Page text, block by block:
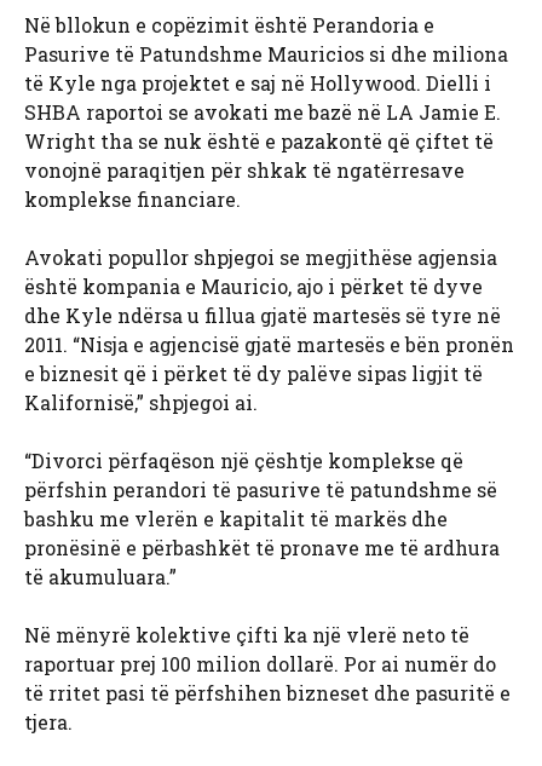
Në bllokun e copëzimit është Perandoria e
Pasurive të Patundshme Mauricios si dhe miliona
të Kyle nga projektet e saj në Hollywood. Dielli i
SHBA raportoi se avokati me bazë në LA Jamie E.
Wright tha se nuk është e pazakontë që çiftet të
vonojnë paraqitjen për shkak të ngatërresave
komplekse financiare.
Avokati popullor shpjegoi se megjithëse agjensia
është kompania e Mauricio, ajo i përket të dyve
dhe Kyle ndërsa u fillua gjatë martesës së tyre në
2011. “Nisja e agjencisë gjatë martesës e bën pronën
e biznesit që i përket të dy palëve sipas ligjit të
Kalifornisë,” shpjegoi ai.
“Divorci përfaqëson një çështje komplekse që
përfshin perandori të pasurive të patundshme së
bashku me vlerën e kapitalit të markës dhe
pronësinë e përbashkët të pronave me të ardhura
të akumuluara.”
Në mënyrë kolektive çifti ka një vlerë neto të
raportuar prej 100 milion dollarë. Por ai numër do
të rritet pasi të përfshihen bizneset dhe pasuritë e
tjera.